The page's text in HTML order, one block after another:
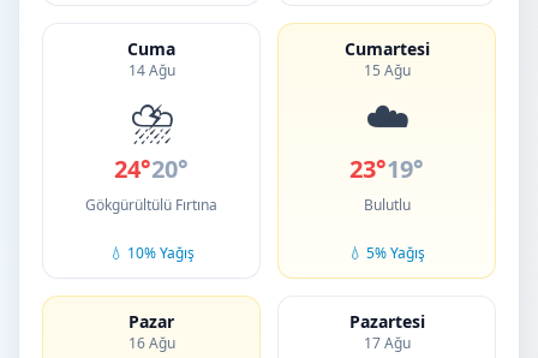
Cuma
14 Ağu
⛈️
24°20°
Gökgürültülü Fırtına
💧 10% Yağış
Cumartesi
15 Ağu
☁️
23°19°
Bulutlu
💧 5% Yağış
Pazar
16 Ağu
Pazartesi
17 Ağu